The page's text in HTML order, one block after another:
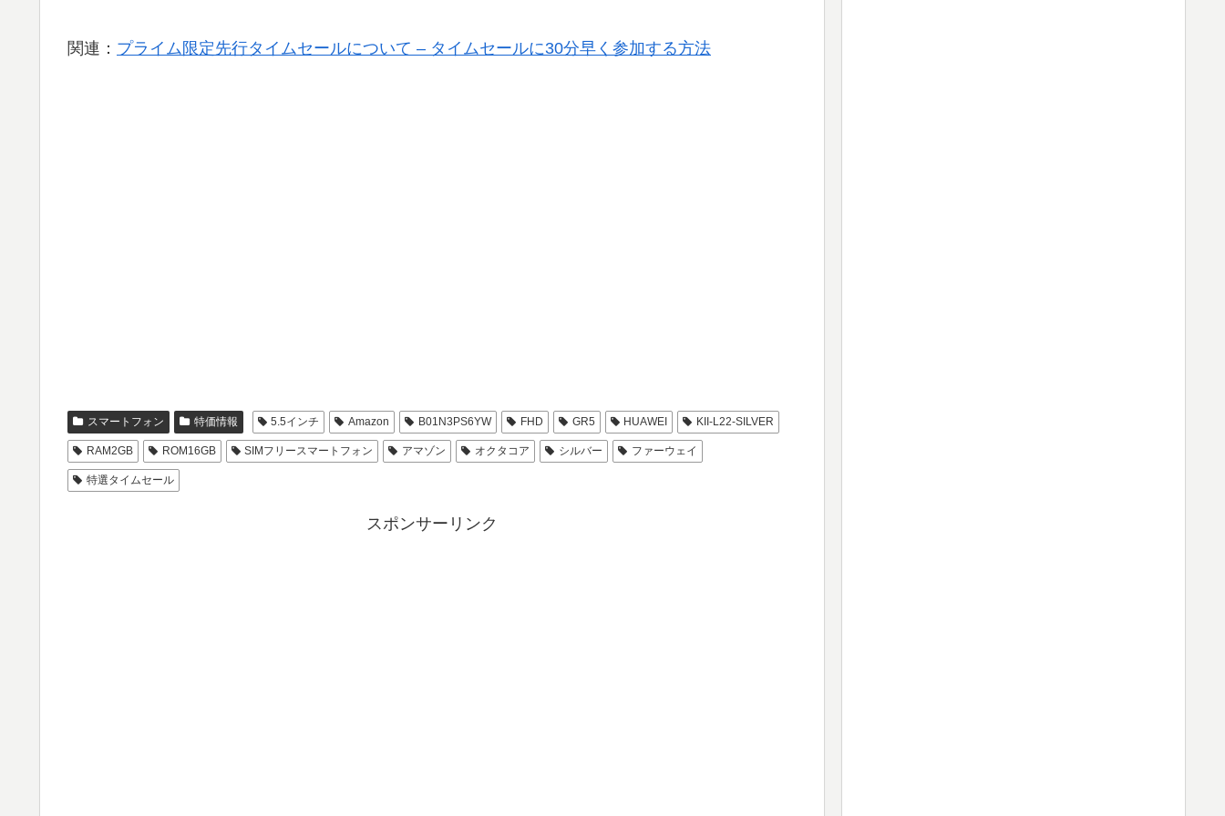
関連： プライム限定先行タイムセールについて – タイムセールに30分早く参加する方法
スマートフォン 特価情報 5.5インチ Amazon B01N3PS6YW FHD GR5 HUAWEI KII-L22-SILVER
RAM2GB ROM16GB SIMフリースマートフォン アマゾン オクタコア シルバー ファーウェイ
特選タイムセール
スポンサーリンク